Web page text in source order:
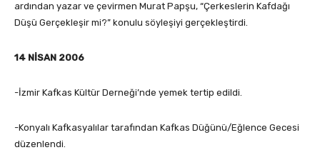
ardından yazar ve çevirmen Murat Papşu, “Çerkeslerin Kafdağı
Düşü Gerçekleşir mi?” konulu söyleşiyi gerçekleştirdi.
14 NİSAN 2006
-İzmir Kafkas Kültür Derneği’nde yemek tertip edildi.
-Konyalı Kafkasyalılar tarafından Kafkas Düğünü/Eğlence Gecesi
düzenlendi.